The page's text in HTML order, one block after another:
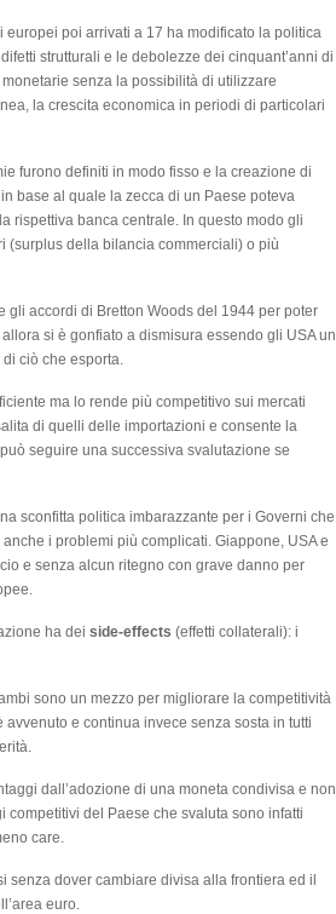
europei poi arrivati a 17 ha modificato la politica
strutturali e le debolezze dei cinquant’anni di
senza la possibilità di utilizzare
la crescita economica in periodi di particolari
furono definiti in modo fisso e la creazione di
base al quale la zecca di un Paese poteva
rispettiva banca centrale. In questo modo gli
(surplus della bilancia commerciali) o più
accordi di Bretton Woods del 1944 per poter
si è gonfiato a dismisura essendo gli USA un
ciò che esporta.
ma lo rende più competitivo sui mercati
di quelli delle importazioni e consente la
seguire una successiva svalutazione se
sconfitta politica imbarazzante per i Governi che
i problemi più complicati. Giappone, USA e
e senza alcun ritegno con grave danno per
ha dei side-effects (effetti collaterali): i
sono un mezzo per migliorare la competitività
e continua invece senza sosta in tutti
dall’adozione di una moneta condivisa e non
del Paese che svaluta sono infatti
care.
senza dover cambiare divisa alla frontiera ed il
euro.